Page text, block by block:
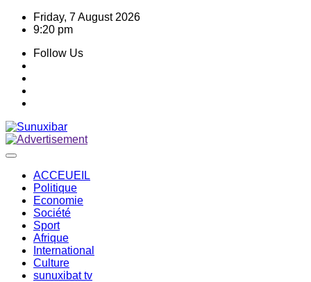
Skip
Friday, 7 August 2026
9:20 pm
Follow Us
ACCEUEIL
Politique
Economie
Société
Sport
Afrique
International
Culture
sunuxibat tv